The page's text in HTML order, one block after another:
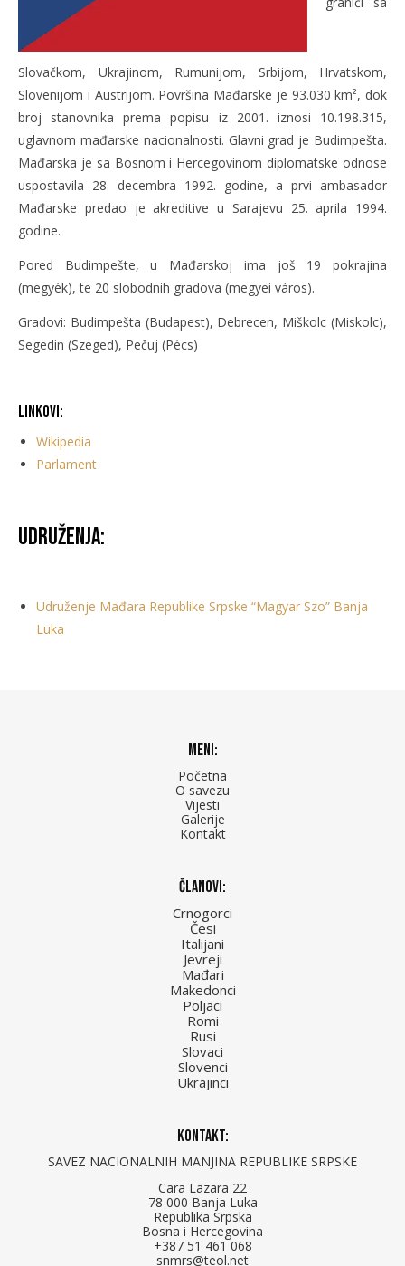
Slovačkom, Ukrajinom, Rumunijom, Srbijom, Hrvatskom,
Slovenijom i Austrijom. Površina Mađarske je 93.030 km², dok
broj stanovnika prema popisu iz 2001. iznosi 10.198.315,
uglavnom mađarske nacionalnosti. Glavni grad je Budimpešta.
Mađarska je sa Bosnom i Hercegovinom diplomatske odnose
uspostavila 28. decembra 1992. godine, a prvi ambasador
Mađarske predao je akreditive u Sarajevu 25. aprila 1994.
godine.
Pored Budimpešte, u Mađarskoj ima još 19 pokrajina
(megyék), te 20 slobodnih gradova (megyei város).
Gradovi: Budimpešta (Budapest), Debrecen, Miškolc (Miskolc),
Segedin (Szeged), Pečuj (Pécs)
Linkovi:
Wikipedia
Parlament
Udruženja:
Udruženje Mađara Republike Srpske “Magyar Szo” Banja
Luka
Meni:
Početna
O savezu
Vijesti
Galerije
Kontakt
Članovi:
Crnogorci
Česi
Italijani
Jevreji
Mađari
Makedonci
Poljaci
Romi
Rusi
Slovaci
Slovenci
Ukrajinci
Kontakt:
SAVEZ NACIONALNIH MANJINA REPUBLIKE SRPSKE
Cara Lazara 22
78 000 Banja Luka
Republika Srpska
Bosna i Hercegovina
+387 51 461 068
snmrs@teol.net